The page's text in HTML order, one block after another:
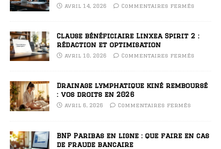
avril 14, 2026 Commentaires fermés
Clause bénéficiaire Linxea Spirit 2 :
rédaction et optimisation
avril 10, 2026 Commentaires fermés
Drainage lymphatique kiné remboursé
: vos droits en 2026
avril 6, 2026 Commentaires fermés
BNP Paribas en ligne : que faire en cas
de fraude bancaire